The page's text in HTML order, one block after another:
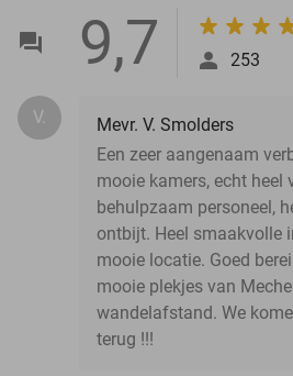
9,7 253
V.
Mevr. V. Smolders
Een zeer aangenaam
mooie kamers, echt heel
behulpzaam personeel,
ontbijt. Heel smaakvolle
mooie locatie. Goed
mooie plekjes van
wandelafstand. We
terug !!!